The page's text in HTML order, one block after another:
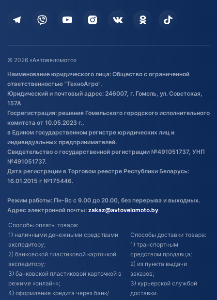
Дополнительные услуги
Оставить отзыв
Договор публичной оферты
Обработка файлов cookie
Постановка транспорта на учет
Обновления в ЭПТС 2024
© 2026 «Автовеломото»
Наименование юридического лица: Общество с ограниченной
ответственностью "ТехноАгро".
Юридический и почтовый адрес: 246007, г. Гомель, ул. Советская,
157А
Госрегистрация: решения Гомельского городского исполнительного
комитета от 10.05.2023 г.,
в Едином государственном регистре юридических лиц и
индивидуальных предпринимателей.
Свидетельство о государственной регистрации №491051737, УНП
№491051737.
Дата регистрации в Торговом реестре Республики Беларусь:
16.01.2015 г №175446.
Режим работы: Пн-Вс с 9.00 до 20.00, без перерыва и выходных.
Адрес электронной почты: zakaz@avtovelomoto.by
Способы оплаты товара:
1) наличными денежными средствами
экспедитору;
2) банковской пластиковой карточкой
экспедитору;
3) банковской пластиковой карточкой в
режиме «онлайн»;
4) оформление кредита через банк/
Способы доставки товара:
1) транспортным
средством продавца;
2) из пункта выдачи
заказов;
3) курьерской службой
доставки.